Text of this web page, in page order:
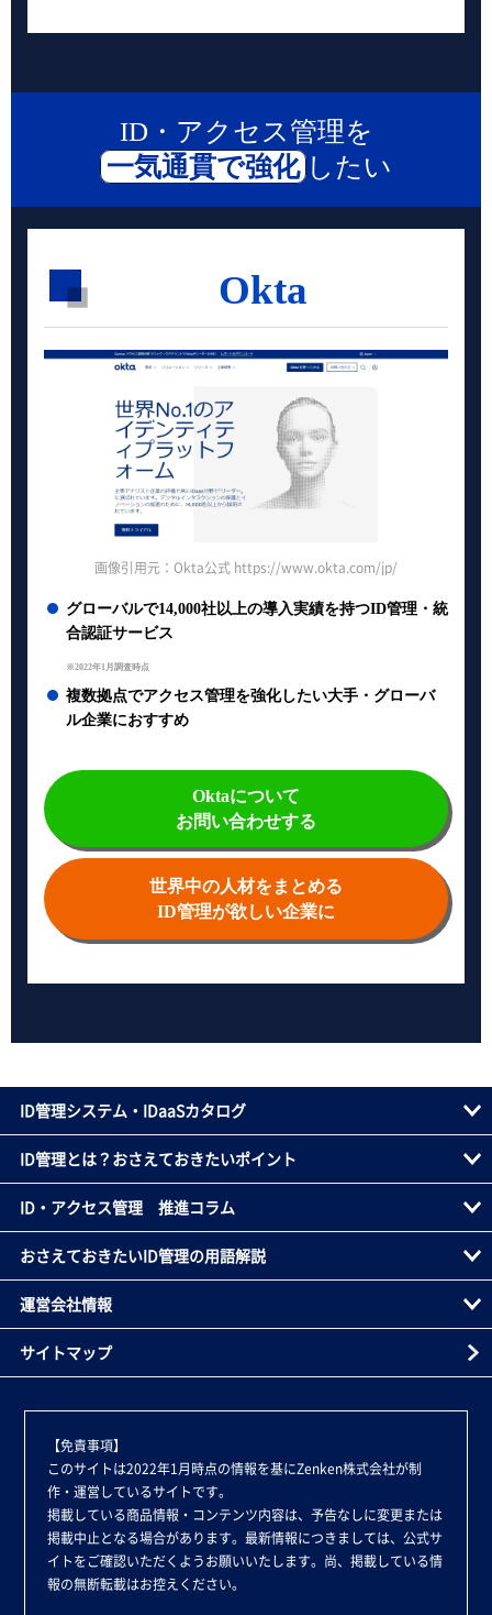
ID・アクセス管理を
一気通貫で強化 したい
Okta
画像引用元：Okta公式 https://www.okta.com/jp/
グローバルで14,000社以上の導入実績を持つID管理・統
合認証サービス
※2022年1月調査時点
複数拠点でアクセス管理を強化したい大手・グローバ
ル企業におすすめ
Oktaについて
お問い合わせする
世界中の人材をまとめる
ID管理が欲しい企業に
ID管理システム・IDaaSカタログ
ID管理とは？おさえておきたいポイント
ID・アクセス管理 推進コラム
おさえておきたいID管理の用語解説
運営会社情報
サイトマップ
【免責事項】
このサイトは2022年1月時点の情報を基にZenken株式会社が制
作・運営しているサイトです。
掲載している商品情報・コンテンツ内容は、予告なしに変更または
掲載中止となる場合があります。最新情報につきましては、公式サ
イトをご確認いただくようお願いいたします。尚、掲載している情
報の無断転載はお控えください。